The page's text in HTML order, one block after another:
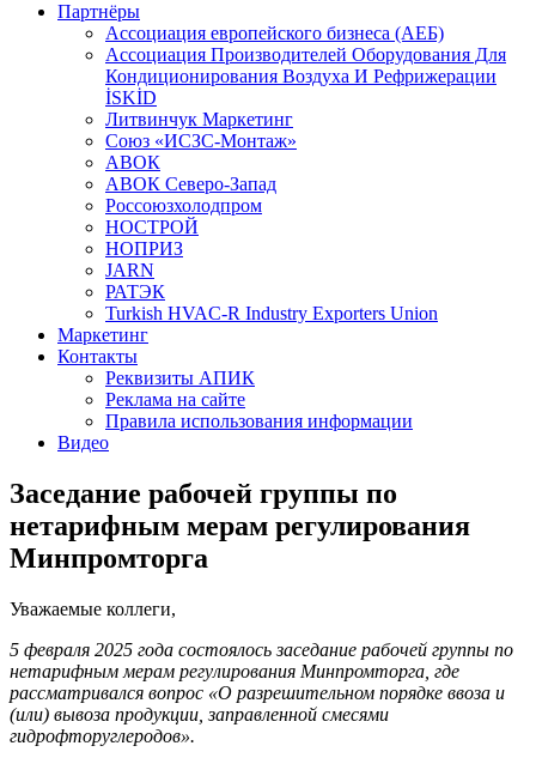
Партнёры
Ассоциация европейского бизнеса (АЕБ)
Aссоциация Производителей Оборудования Для
Кондиционирования Воздуха И Рефрижерации
İSKİD
Литвинчук Маркетинг
Союз «ИСЗС-Монтаж»
АВОК
АВОК Северо-Запад
Россоюзхолодпром
НОСТРОЙ
НОПРИЗ
JARN
РАТЭК
Turkish HVAC-R Industry Exporters Union
Маркетинг
Контакты
Реквизиты АПИК
Реклама на сайте
Правила использования информации
Видео
Заседание рабочей группы по
нетарифным мерам регулирования
Минпромторга
Уважаемые коллеги,
5 февраля 2025 года состоялось заседание рабочей группы по
нетарифным мерам регулирования Минпромторга, где
рассматривался вопрос «О разрешительном порядке ввоза и
(или) вывоза продукции, заправленной смесями
гидрофторуглеродов».